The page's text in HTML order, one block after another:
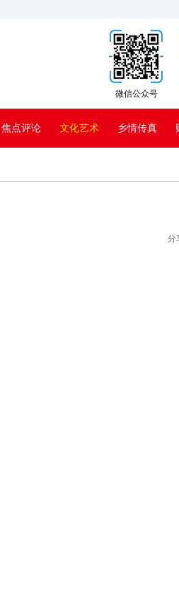
微信公众号
焦点评论 文化艺术 乡情传真
分